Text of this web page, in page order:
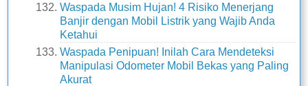
Waspada Musim Hujan! 4 Risiko Menerjang
Banjir dengan Mobil Listrik yang Wajib Anda
Ketahui
Waspada Penipuan! Inilah Cara Mendeteksi
Manipulasi Odometer Mobil Bekas yang Paling
Akurat